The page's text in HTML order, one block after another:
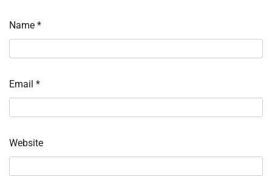
Name *
Email *
Website